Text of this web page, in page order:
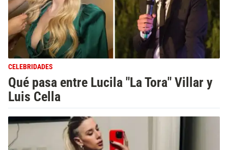
CELEBRIDADES
Qué pasa entre Lucila "La Tora" Villar y
Luis Cella